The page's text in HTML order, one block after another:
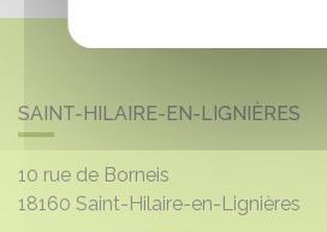
SAINT-HILAIRE-EN-LIGNIÈRES
10 rue de Borneis
18160 Saint-Hilaire-en-Lignières